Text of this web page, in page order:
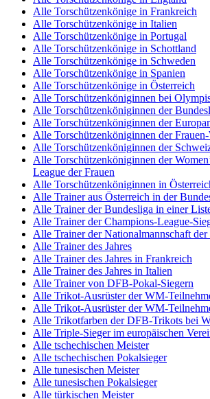
Alle Torschützenkönige in Frankreich
Alle Torschützenkönige in Italien
Alle Torschützenkönige in Portugal
Alle Torschützenkönige in Schottland
Alle Torschützenkönige in Schweden
Alle Torschützenkönige in Spanien
Alle Torschützenkönige in Österreich
Alle Torschützenköniginnen bei
Alle Torschützenköniginnen der
Alle Torschützenköniginnen der
Alle Torschützenköniginnen der
Alle Torschützenköniginnen der
Alle Torschützenköniginnen der
League der Frauen
Alle Torschützenköniginnen in
Alle Trainer aus Österreich in der
Alle Trainer der Bundesliga in einer
Alle Trainer der Champions-League-
Alle Trainer der Nationalmannschaft
Alle Trainer des Jahres
Alle Trainer des Jahres in Frankreich
Alle Trainer des Jahres in Italien
Alle Trainer von DFB-Pokal-Siegern
Alle Trikot-Ausrüster der WM-
Alle Trikot-Ausrüster der WM-
Alle Trikotfarben der DFB-Trikots bei
Alle Triple-Sieger im europäischen
Alle tschechischen Meister
Alle tschechischen Pokalsieger
Alle tunesischen Meister
Alle tunesischen Pokalsieger
Alle türkischen Meister